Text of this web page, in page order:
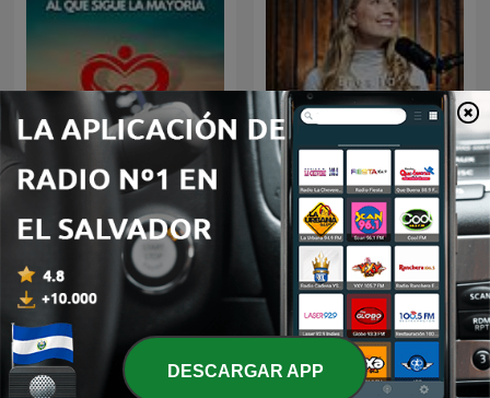
El Amor Es La Respuesta Eres la respuesta
DESCARGAR APP